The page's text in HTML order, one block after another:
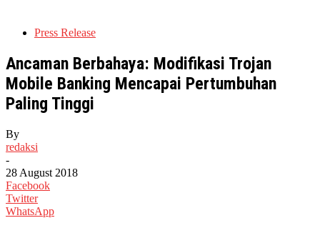
Press Release
Ancaman Berbahaya: Modifikasi Trojan
Mobile Banking Mencapai Pertumbuhan
Paling Tinggi
By
redaksi
-
28 August 2018
Facebook
Twitter
WhatsApp